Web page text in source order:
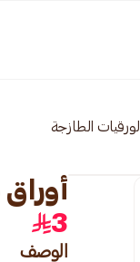
الورقيات الطازجة
أوراق
3
الوصف